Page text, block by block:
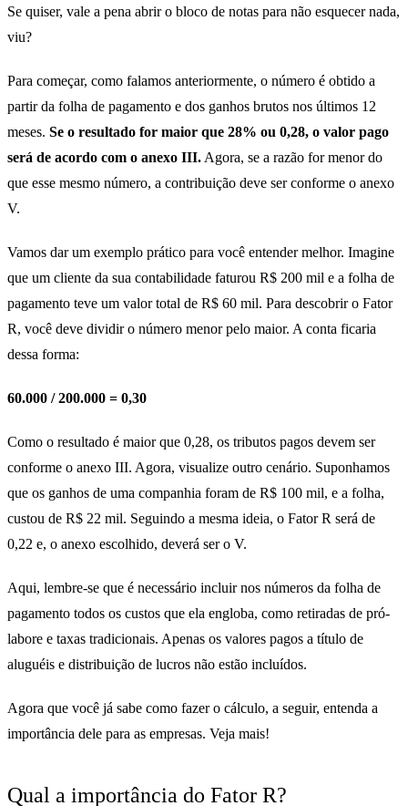
Se quiser, vale a pena abrir o bloco de notas para não esquecer nada,
viu?
Para começar, como falamos anteriormente, o número é obtido a
partir da folha de pagamento e dos ganhos brutos nos últimos 12
meses. Se o resultado for maior que 28% ou 0,28, o valor pago
será de acordo com o anexo III. Agora, se a razão for menor do
que esse mesmo número, a contribuição deve ser conforme o anexo
V.
Vamos dar um exemplo prático para você entender melhor. Imagine
que um cliente da sua contabilidade faturou R$ 200 mil e a folha de
pagamento teve um valor total de R$ 60 mil. Para descobrir o Fator
R, você deve dividir o número menor pelo maior. A conta ficaria
dessa forma:
60.000 / 200.000 = 0,30
Como o resultado é maior que 0,28, os tributos pagos devem ser
conforme o anexo III. Agora, visualize outro cenário. Suponhamos
que os ganhos de uma companhia foram de R$ 100 mil, e a folha,
custou de R$ 22 mil. Seguindo a mesma ideia, o Fator R será de
0,22 e, o anexo escolhido, deverá ser o V.
Aqui, lembre-se que é necessário incluir nos números da folha de
pagamento todos os custos que ela engloba, como retiradas de pró-
labore e taxas tradicionais. Apenas os valores pagos a título de
aluguéis e distribuição de lucros não estão incluídos.
Agora que você já sabe como fazer o cálculo, a seguir, entenda a
importância dele para as empresas. Veja mais!
Qual a importância do Fator R?